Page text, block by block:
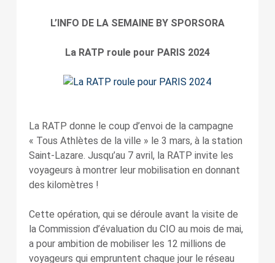
L’INFO DE LA SEMAINE BY SPORSORA
La RATP roule pour PARIS 2024
La RATP donne le coup d’envoi de la campagne
« Tous Athlètes de la ville » le 3 mars, à la station
Saint-Lazare. Jusqu’au 7 avril, la RATP invite les
voyageurs à montrer leur mobilisation en donnant
des kilomètres !
Cette opération, qui se déroule avant la visite de
la Commission d’évaluation du CIO au mois de mai,
a pour ambition de mobiliser les 12 millions de
voyageurs qui empruntent chaque jour le réseau